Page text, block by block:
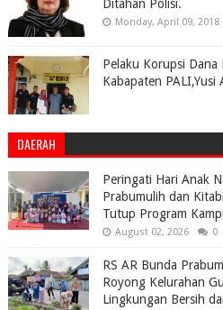
Ditahan Polisi.
Monday, April 09, 2018
Pelaku Korupsi Dana
Kabapaten
DAERAH
Peringati Hari Anak
Prabumulih dan
Tutup Program
August 02, 2026 0
RS AR Bunda
Royong Kelurahan
Lingkungan Bersih